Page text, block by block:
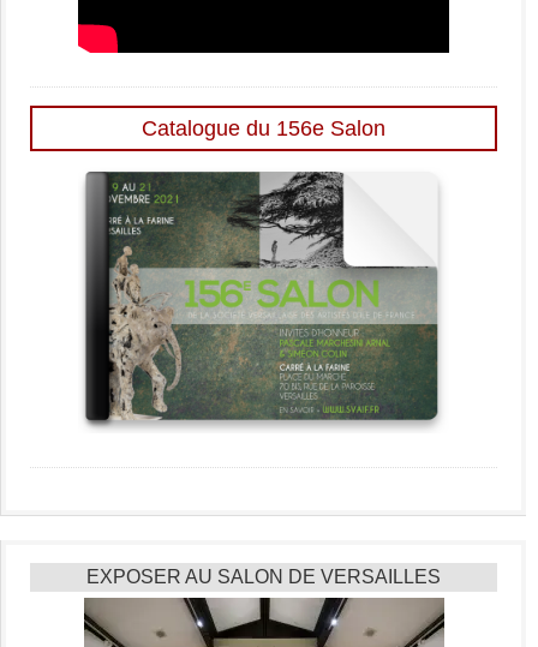
Catalogue du 156e Salon
EXPOSER AU SALON DE VERSAILLES